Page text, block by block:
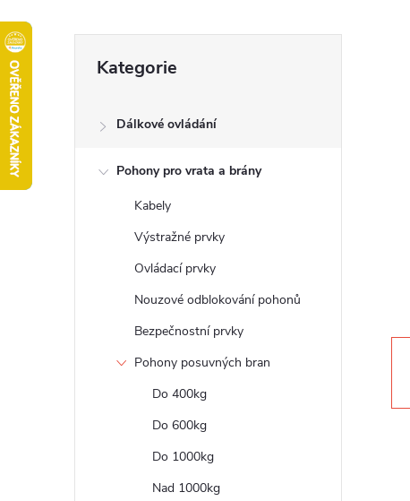
kategorie
Kategorie
Dálkové ovládání
Pohony pro vrata a brány
Kabely
Výstražné prvky
Ovládací prvky
Nouzové odblokování pohonů
Bezpečnostní prvky
Pohony posuvných bran
Do 400kg
Do 600kg
Do 1000kg
Nad 1000kg